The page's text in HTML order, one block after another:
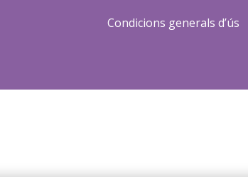
Condicions generals d’ús